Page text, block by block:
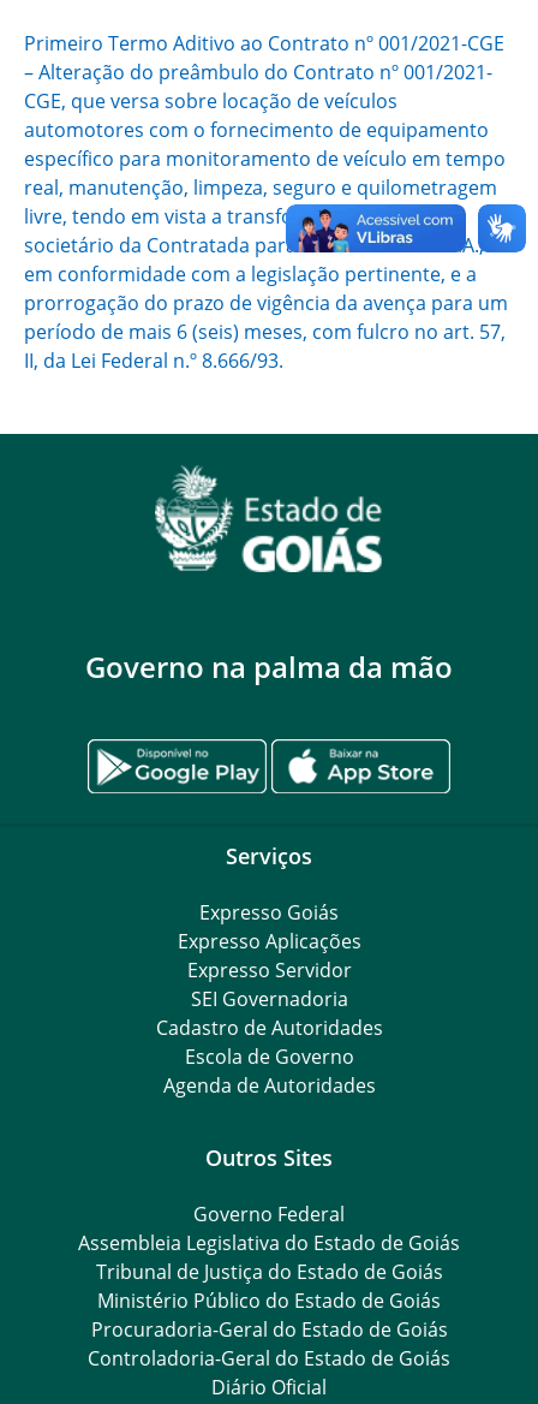
Primeiro Termo Aditivo ao Contrato nº 001/2021-CGE
– Alteração do preâmbulo do Contrato nº 001/2021-
CGE, que versa sobre locação de veículos
automotores com o fornecimento de equipamento
específico para monitoramento de veículo em tempo
real, manutenção, limpeza, seguro e quilometragem
livre, tendo em vista a transformação do tipo
societário da Contratada para CS Brasil Frotas S.A.,
em conformidade com a legislação pertinente, e a
prorrogação do prazo de vigência da avença para um
período de mais 6 (seis) meses, com fulcro no art. 57,
II, da Lei Federal n.º 8.666/93.
Governo na palma da mão
Serviços
Expresso Goiás
Expresso Aplicações
Expresso Servidor
SEI Governadoria
Cadastro de Autoridades
Escola de Governo
Agenda de Autoridades
Outros Sites
Governo Federal
Assembleia Legislativa do Estado de Goiás
Tribunal de Justiça do Estado de Goiás
Ministério Público do Estado de Goiás
Procuradoria-Geral do Estado de Goiás
Controladoria-Geral do Estado de Goiás
Diário Oficial